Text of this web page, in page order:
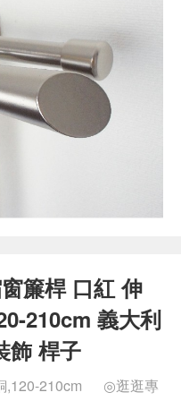
簾桿 口紅 伸
210cm 義大利
飾 桿子
210cm
◎逛逛專